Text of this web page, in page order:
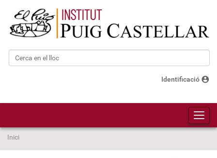
Cerca
Identificació account_circle
Inici